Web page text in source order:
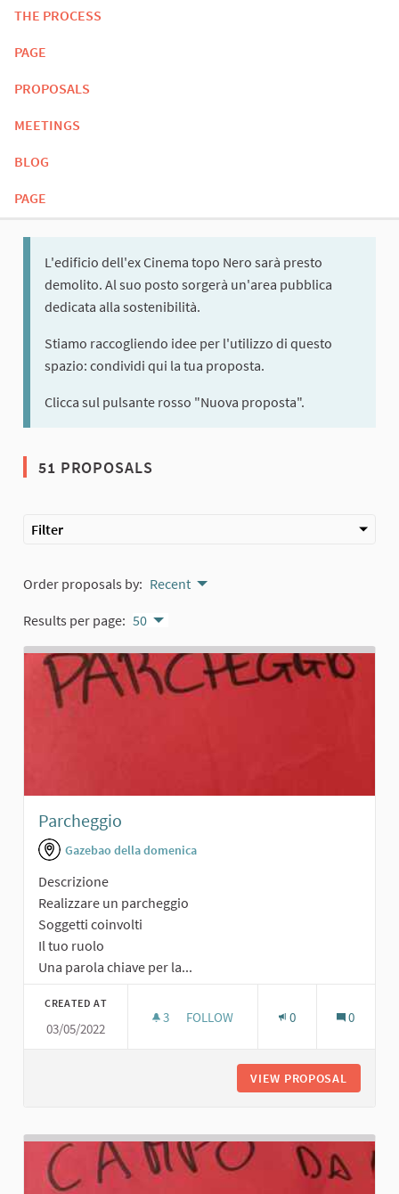
THE PROCESS
PAGE
PROPOSALS
MEETINGS
BLOG
PAGE
L'edificio dell'ex Cinema topo Nero sarà presto
demolito. Al suo posto sorgerà un'area pubblica
dedicata alla sostenibilità.
Stiamo raccogliendo idee per l'utilizzo di questo
spazio: condividi qui la tua proposta.
Clicca sul pulsante rosso "Nuova proposta".
51 PROPOSALS
Filter
Order proposals by: Recent
Results per page: 50
Parcheggio
Gazebao della domenica
Descrizione
Realizzare un parcheggio
Soggetti coinvolti
Il tuo ruolo
Una parola chiave per la...
CREATED AT
03/05/2022
3 3 FOLLOWERS
FOLLOW 0 0
VIEW PROPOSAL